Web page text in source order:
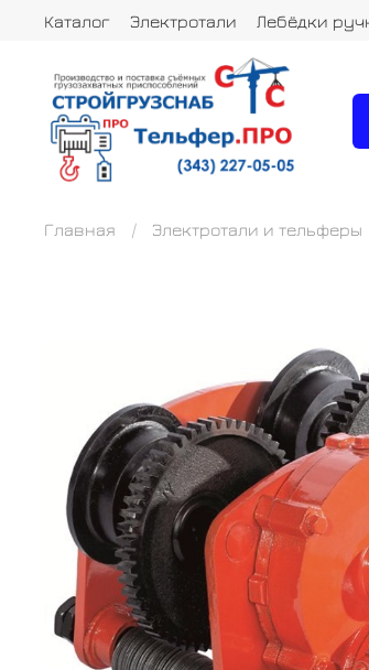
Каталог Электротали Лебёдки
Главная Электротали и тельферы